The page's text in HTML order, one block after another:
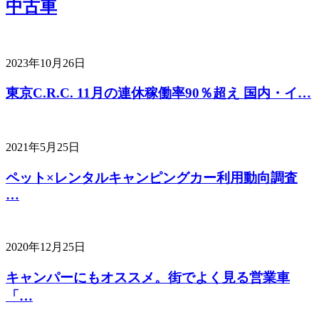
中古車
2023年10月26日
東京C.R.C. 11月の連休稼働率90％超え 国内・イ…
2021年5月25日
ペット×レンタルキャンピングカー利用動向調査
…
2020年12月25日
キャンパーにもオススメ。街でよく見る営業車
「…